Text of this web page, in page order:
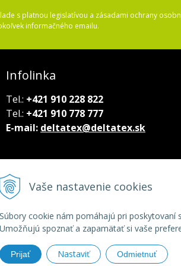
Vaše nastavenie cookies
Súbory cookie nám pomáhajú pri poskytovaní
Umožňujú spoznať a zapamätať si vaše
Prijať Nastaviť Odmietnuť
s platnou legislatívou a zásadami ochrany
informačného emailu.
Infolinka
Tel.: +421 910 228 822
Tel.: +421 910 778 777
E-mail: deltatex@deltatex.sk